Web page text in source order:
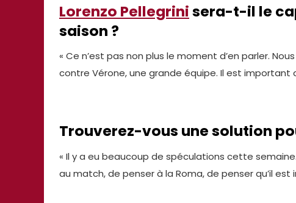
Lorenzo Pellegrinisera-t-il le
saison ?
« Ce n’est pas non plus le moment d’en parler.
contre Vérone, une grande équipe. Il est important
Trouverez-vous une solution
« Il y a eu beaucoup de spéculations cette
au match, de penser à la Roma, de penser qu’il